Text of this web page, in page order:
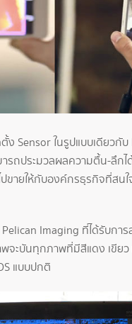
ง Sensor ในรูปแบบเดียว
รถประมวลผลความตื้น-ลึ
ขายให้กับองค์กรธุรกิจที่สนใ
Imaging ที่ได้รับกา
จะบันทุกภาพที่มีสีแดง เขีย
แบบปกติ